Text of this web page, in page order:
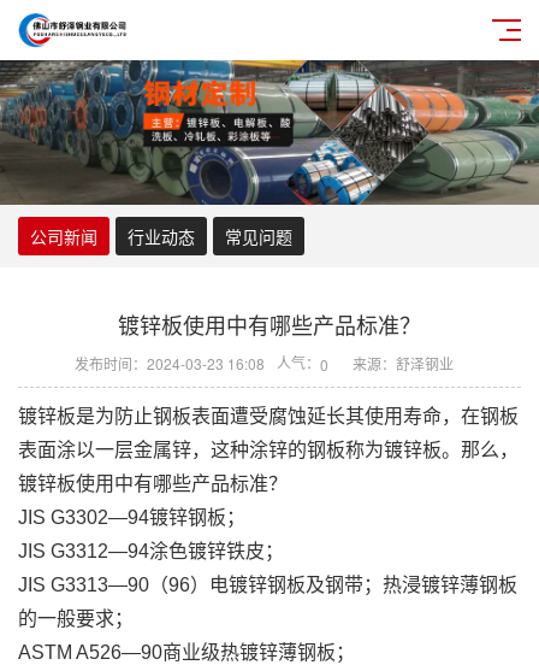
公司新闻 行业动态 常见问题
镀锌板使用中有哪些产品标准？
发布时间：2024-03-23 16:08 人气： 0 来源：舒泽钢业
镀锌板是为防止钢板表面遭受腐蚀延长其使用寿命，在钢板
表面涂以一层金属锌，这种涂锌的钢板称为镀锌板。那么，
镀锌板使用中有哪些产品标准？
JIS G3302—94镀锌钢板；
JIS G3312—94涂色镀锌铁皮；
JIS G3313—90（96）电镀锌钢板及钢带；热浸镀锌薄钢板
的一般要求；
ASTM A526—90商业级热镀锌薄钢板；